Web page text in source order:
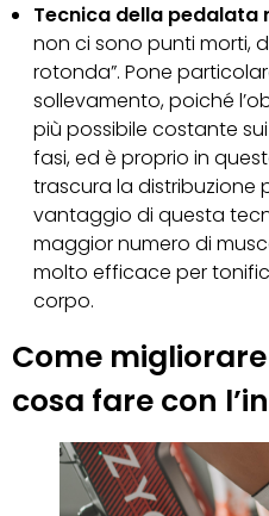
Tecnica della pedalata
non ci sono punti morti,
rotonda”. Pone
sollevamento, poiché
più possibile costante
fasi, ed è proprio in
trascura la distribuzione
vantaggio di questa
maggior numero di
molto efficace per
corpo.
Come
cosa fare con